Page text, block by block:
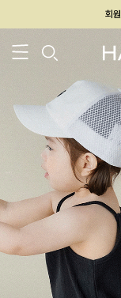
26SS 신상 BEST